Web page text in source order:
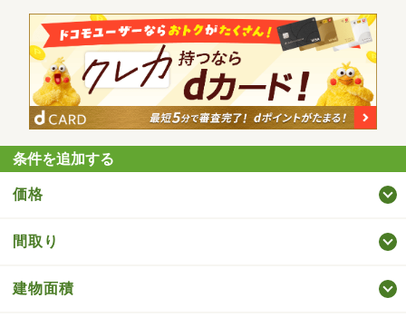
条件を追加する
価格
間取り
建物面積